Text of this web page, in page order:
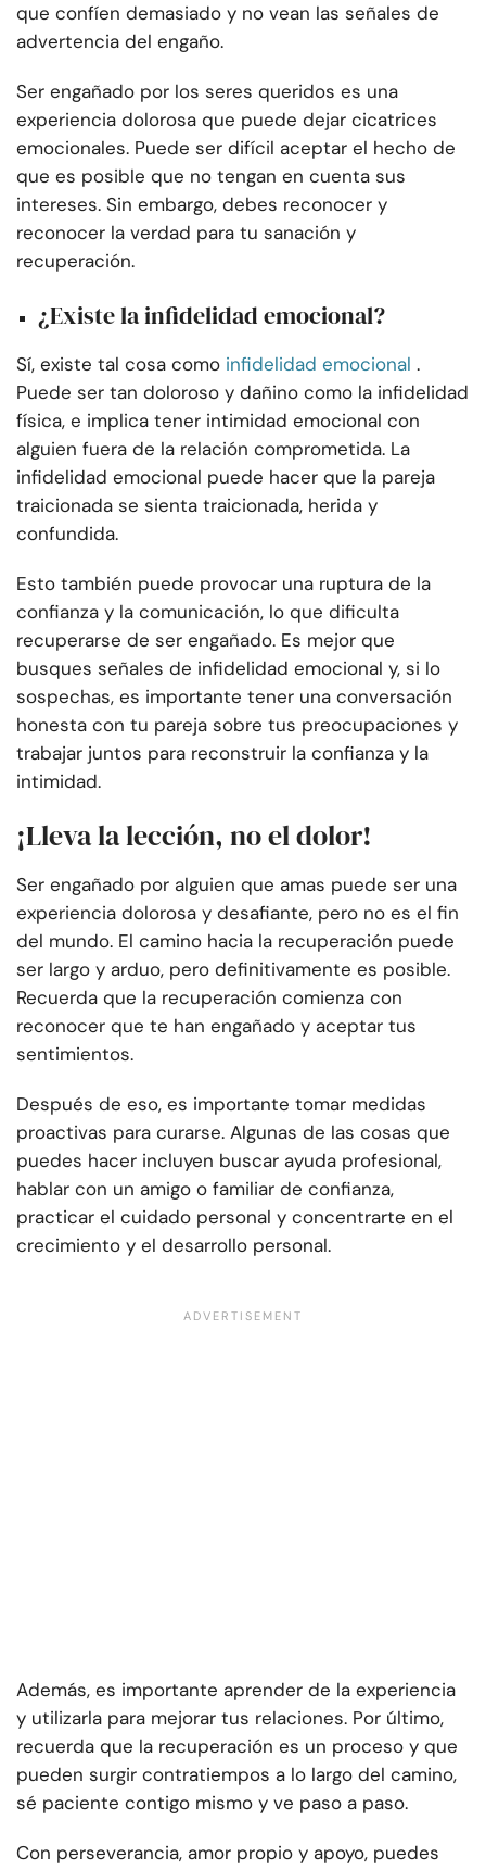
que confíen demasiado y no vean las señales de
advertencia del engaño.
Ser engañado por los seres queridos es una
experiencia dolorosa que puede dejar cicatrices
emocionales. Puede ser difícil aceptar el hecho de
que es posible que no tengan en cuenta sus
intereses. Sin embargo, debes reconocer y
reconocer la verdad para tu sanación y
recuperación.
¿Existe la infidelidad emocional?
Sí, existe tal cosa como infidelidad emocional .
Puede ser tan doloroso y dañino como la infidelidad
física, e implica tener intimidad emocional con
alguien fuera de la relación comprometida. La
infidelidad emocional puede hacer que la pareja
traicionada se sienta traicionada, herida y
confundida.
Esto también puede provocar una ruptura de la
confianza y la comunicación, lo que dificulta
recuperarse de ser engañado. Es mejor que
busques señales de infidelidad emocional y, si lo
sospechas, es importante tener una conversación
honesta con tu pareja sobre tus preocupaciones y
trabajar juntos para reconstruir la confianza y la
intimidad.
¡Lleva la lección, no el dolor!
Ser engañado por alguien que amas puede ser una
experiencia dolorosa y desafiante, pero no es el fin
del mundo. El camino hacia la recuperación puede
ser largo y arduo, pero definitivamente es posible.
Recuerda que la recuperación comienza con
reconocer que te han engañado y aceptar tus
sentimientos.
Después de eso, es importante tomar medidas
proactivas para curarse. Algunas de las cosas que
puedes hacer incluyen buscar ayuda profesional,
hablar con un amigo o familiar de confianza,
practicar el cuidado personal y concentrarte en el
crecimiento y el desarrollo personal.
Además, es importante aprender de la experiencia
y utilizarla para mejorar tus relaciones. Por último,
recuerda que la recuperación es un proceso y que
pueden surgir contratiempos a lo largo del camino,
sé paciente contigo mismo y ve paso a paso.
Con perseverancia, amor propio y apoyo, puedes